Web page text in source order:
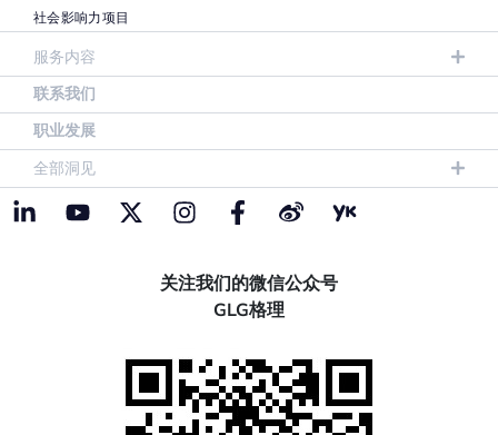
社会影响力项目
服务内容
联系我们
职业发展
全部洞见
关注我们的微信公众号
GLG格理